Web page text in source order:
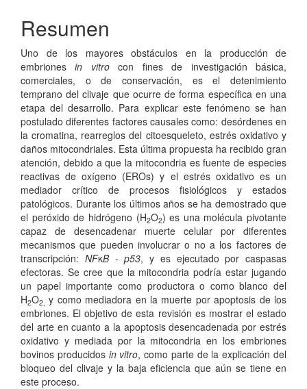
Resumen
Uno de los mayores obstáculos en la producción de
embrionesin vitrocon fines de investigación básica,
comerciales, o de conservación, es el detenimiento
temprano del clivaje que ocurre de forma específica en una
etapa del desarrollo. Para explicar este fenómeno se han
postulado diferentes factores causales como: desórdenes en
la cromatina, rearreglos del citoesqueleto, estrés oxidativo y
daños mitocondriales. Esta última propuesta ha recibido gran
atención, debido a que la mitocondria es fuente de especies
reactivas de oxígeno (EROs) y el estrés oxidativo es un
mediador crítico de procesos fisiológicos y estados
patológicos. Durante los últimos años se ha demostrado que
el peróxido de hidrógeno (H2O2) es una molécula pivotante
capaz de desencadenar muerte celular por diferentes
mecanismos que pueden involucrar o no a los factores de
transcripción: NFκB -p53, y es ejecutado por caspasas
efectoras. Se cree que la mitocondria podría estar jugando
un papel importante como productora o como blanco del
H2O2, y como mediadora en la muerte por apoptosis de los
embriones. El objetivo de esta revisión es mostrar el estado
del arte en cuanto a la apoptosis desencadenada por estrés
oxidativo y mediada por la mitocondria en los embriones
bovinos producidos in vitro, como parte de la explicación del
bloqueo del clivaje y la baja eficiencia que aún se tiene en
este proceso.